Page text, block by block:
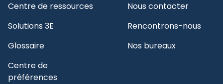
Centre de ressources
Solutions 3E
Glossaire
Centre de
préférences
Nous contacter
Rencontrons-nous
Nos bureaux